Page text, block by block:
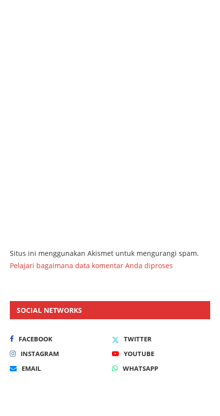
Situs ini menggunakan Akismet untuk mengurangi spam.
Pelajari bagaimana data komentar Anda diproses
SOCIAL NETWORKS
FACEBOOK
TWITTER
INSTAGRAM
YOUTUBE
EMAIL
WHATSAPP